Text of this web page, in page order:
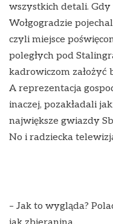
wszystkich detali.
Wołgogradzie
czyli miejsce
poległych pod
kadrowiczom założyć
A reprezentacja
inaczej, pozakładali
największe gwiazdy
No i radziecka
– Jak to wygląda?